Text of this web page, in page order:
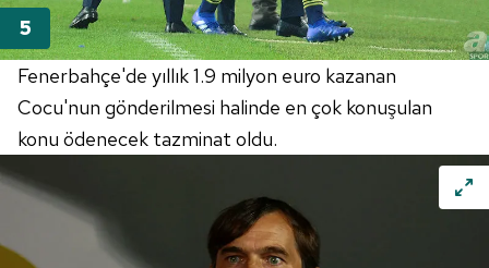
Fenerbahçe'de yıllık 1.9 milyon euro kazanan
Cocu'nun gönderilmesi halinde en çok konuşulan
konu ödenecek tazminat oldu.